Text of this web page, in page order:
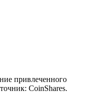
привлеченного
CoinShares.